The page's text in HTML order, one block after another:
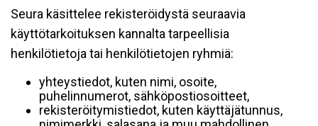
Seura käsittelee rekisteröidystä seuraavia
käyttötarkoituksen kannalta tarpeellisia
henkilötietoja tai henkilötietojen ryhmiä:
yhteystiedot, kuten nimi, osoite,
puhelinnumerot, sähköpostiosoitteet,
rekisteröitymistiedot, kuten käyttäjätunnus,